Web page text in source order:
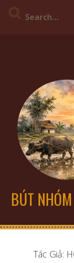
BÚT
Tác Giả: